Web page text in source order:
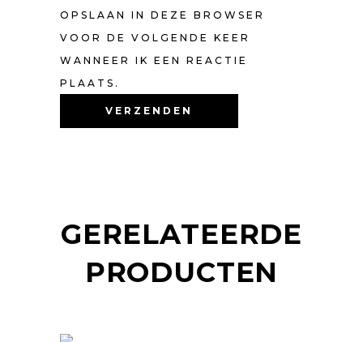
OPSLAAN IN DEZE BROWSER
VOOR DE VOLGENDE KEER
WANNEER IK EEN REACTIE
PLAATS.
GERELATEERDE
PRODUCTEN